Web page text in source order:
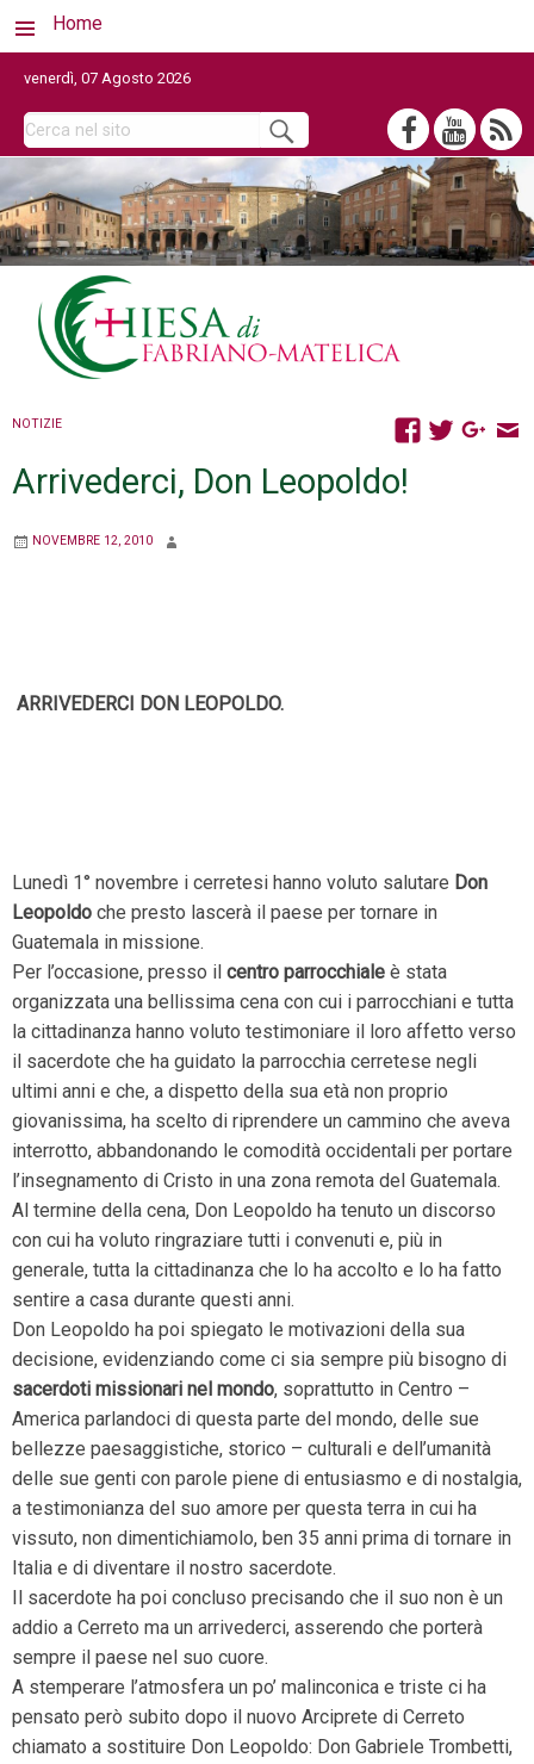
Home
venerdì, 07 Agosto 2026
NOTIZIE
Arrivederci, Don Leopoldo!
NOVEMBRE 12, 2010
ARRIVEDERCI DON LEOPOLDO.
Lunedì 1° novembre i cerretesi hanno voluto salutare Don
Leopoldo che presto lascerà il paese per tornare in
Guatemala in missione.
Per l’occasione, presso il centro parrocchiale è stata
organizzata una bellissima cena con cui i parrocchiani e tutta
la cittadinanza hanno voluto testimoniare il loro affetto verso
il sacerdote che ha guidato la parrocchia cerretese negli
ultimi anni e che, a dispetto della sua età non proprio
giovanissima, ha scelto di riprendere un cammino che aveva
interrotto, abbandonando le comodità occidentali per portare
l’insegnamento di Cristo in una zona remota del Guatemala.
Al termine della cena, Don Leopoldo ha tenuto un discorso
con cui ha voluto ringraziare tutti i convenuti e, più in
generale, tutta la cittadinanza che lo ha accolto e lo ha fatto
sentire a casa durante questi anni.
Don Leopoldo ha poi spiegato le motivazioni della sua
decisione, evidenziando come ci sia sempre più bisogno di
sacerdoti missionari nel mondo, soprattutto in Centro –
America parlandoci di questa parte del mondo, delle sue
bellezze paesaggistiche, storico – culturali e dell’umanità
delle sue genti con parole piene di entusiasmo e di nostalgia,
a testimonianza del suo amore per questa terra in cui ha
vissuto, non dimentichiamolo, ben 35 anni prima di tornare in
Italia e di diventare il nostro sacerdote.
Il sacerdote ha poi concluso precisando che il suo non è un
addio a Cerreto ma un arrivederci, asserendo che porterà
sempre il paese nel suo cuore.
A stemperare l’atmosfera un po’ malinconica e triste ci ha
pensato però subito dopo il nuovo Arciprete di Cerreto
chiamato a sostituire Don Leopoldo: Don Gabriele Trombetti,